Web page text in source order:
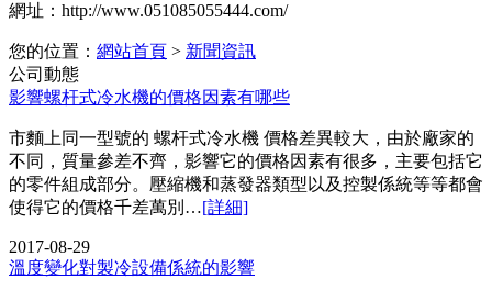
網址： http://www.051085055444.com/
您的位置： 網站首頁 > 新聞資訊
公司動態
影響螺杆式冷水機的價格因素有哪些
市麵上同一型號的 螺杆式冷水機 價格差異較大，由於廠家的
不同，質量參差不齊，影響它的價格因素有很多，主要包括它
的零件組成部分。壓縮機和蒸發器類型以及控製係統等等都會
使得它的價格千差萬別…[詳細]
2017-08-29
溫度變化對製冷設備係統的影響